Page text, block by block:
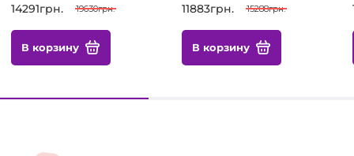
14291грн. 19630грн.
В корзину
11883грн. 15288грн.
В корзину